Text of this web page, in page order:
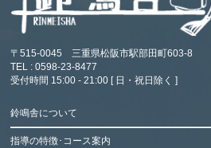
〒515-0045 三重県松阪市駅部田町603-8
TEL : 0598-23-8477
受付時間 15:00 - 21:00 [ 日・祝日除く ]
鈴鳴舎について
指導の特徴･コース案内